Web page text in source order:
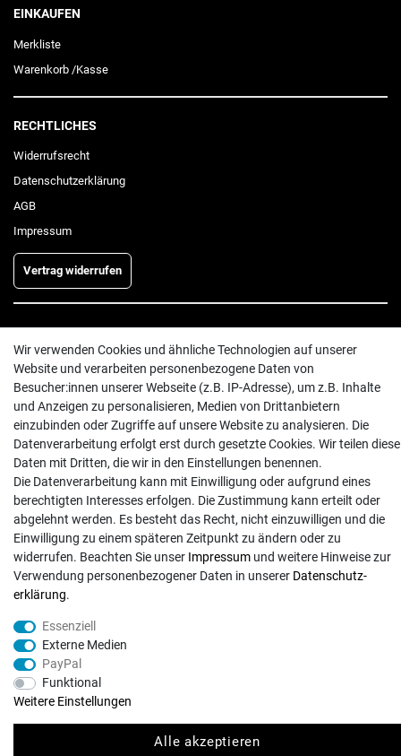
EINKAUFEN
Merkliste
Warenkorb /Kasse
RECHTLICHES
Widerrufs­recht
Daten­schutz­erklärung
AGB
Impressum
Vertrag widerrufen
INFORMATIONEN
Batterieentsorgung
Hilfe
Versand
Zahlungsarten
Kontakt
© Copyright 2026 | Alle Rechte vorbehalten. - Exserv | Realisation colornativ /
Wir verwenden Cookies und ähnliche Technologien auf unserer
Website und verarbeiten personenbezogene Daten von
Besucher:innen unserer Webseite (z.B. IP-Adresse), um z.B. Inhalte
und Anzeigen zu personalisieren, Medien von Drittanbietern
einzubinden oder Zugriffe auf unsere Website zu analysieren. Die
Datenverarbeitung erfolgt erst durch gesetzte Cookies. Wir teilen diese
Daten mit Dritten, die wir in den Einstellungen benennen.
Die Datenverarbeitung kann mit Einwilligung oder aufgrund eines
berechtigten Interesses erfolgen. Die Zustimmung kann erteilt oder
abgelehnt werden. Es besteht das Recht, nicht einzuwilligen und die
Einwilligung zu einem späteren Zeitpunkt zu ändern oder zu
widerrufen. Beachten Sie unser Impressum und weitere Hinweise zur
Verwendung personenbezogener Daten in unserer Daten­schutz­
erklärung.
Essenziell
Externe Medien
PayPal
Funktional
Weitere Einstellungen
Alle akzeptieren